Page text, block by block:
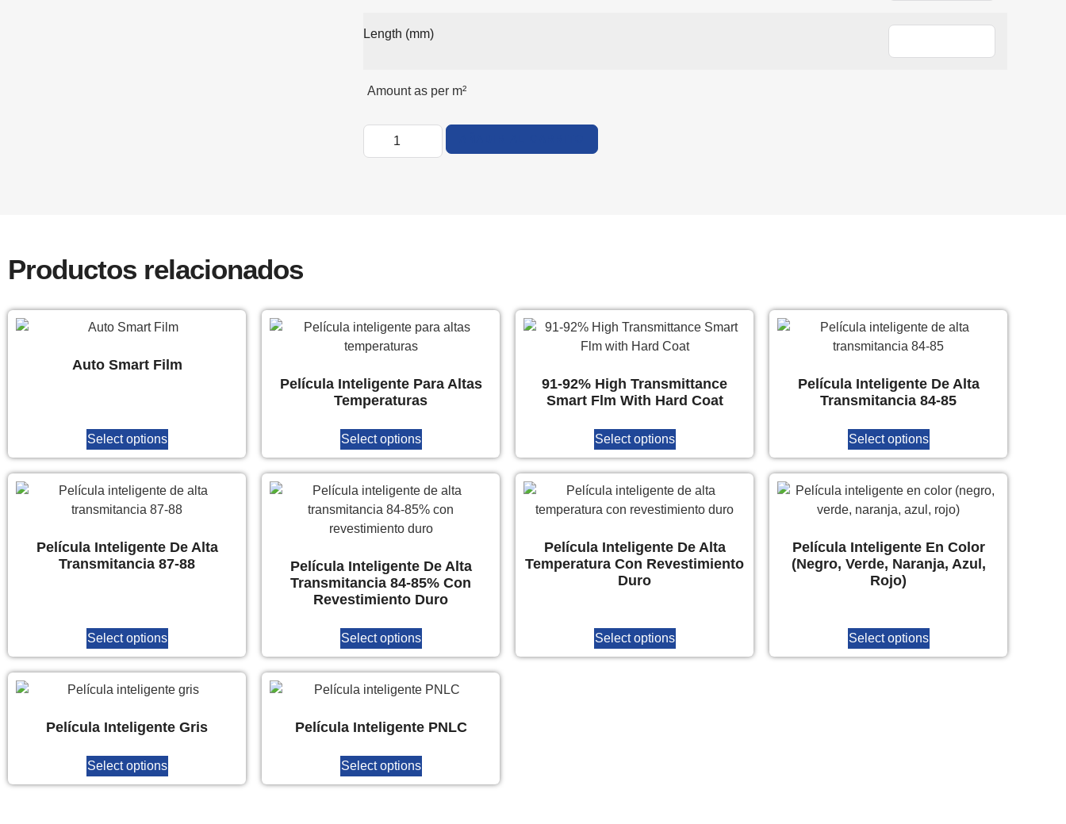
Length (mm)
Productos relacionados
Auto Smart Film
Select options
Película Inteligente Para Altas
Temperaturas
Select options
91-92% High Transmittance
Smart Flm With Hard Coat
Select options
Película Inteligente De Alta
Transmitancia 84-85
Select options
Película Inteligente De Alta
Transmitancia 87-88
Select options
Película Inteligente De Alta
Transmitancia 84-85% Con
Revestimiento Duro
Select options
Película Inteligente De Alta
Temperatura Con Revestimiento
Duro
Select options
Película Inteligente En Color
(negro, Verde, Naranja, Azul,
Rojo)
Select options
Película Inteligente Gris
Select options
Película Inteligente PNLC
Select options